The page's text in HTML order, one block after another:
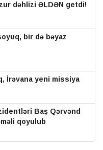
dəhlizi ƏLDƏN getdi!
bir də bəyaz
İrəvana yeni missiya
Baş Qərvənd
qoyulub